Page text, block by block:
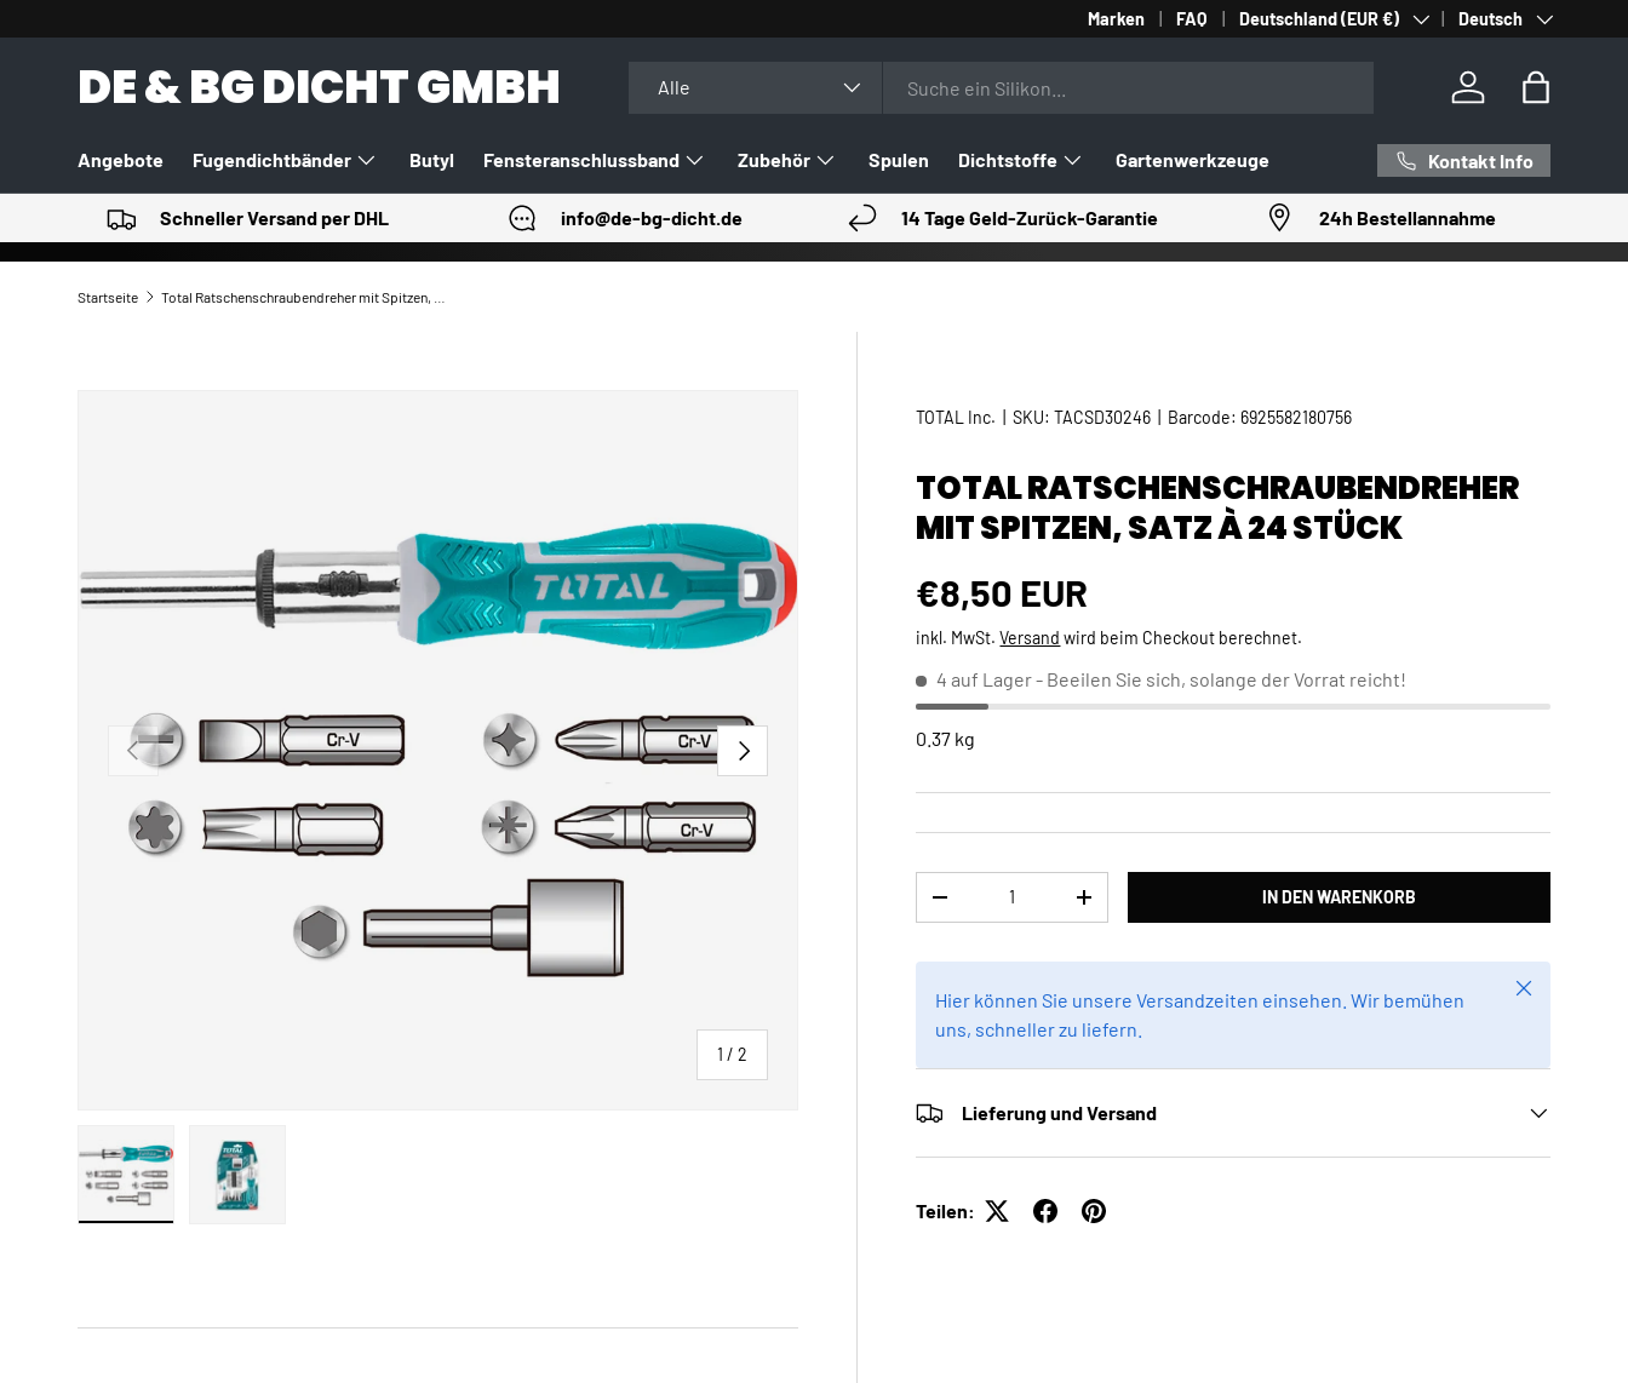
DIREKT ZUM INHALT
Marken FAQ Land/Region
Deutschland (EUR €) SpracheDeutsch
DE & BG DICHT GMBH Alle
Einloggen
Angebote Fugendichtbänder Butyl Fensteranschlussband Zubehör Spulen Dichtstoffe Gartenwerkzeuge
PU-Schäume Werkzeuge Alle Kategorien
Kontakt Info
Schneller Versand per DHL info@de-bg-dicht.de 14 Tage Geld-Zurück-Garantie 24h Bestellannahme
Startseite
VORHERIGE
1 /von
2
NÄCHSTE
TOTAL Inc. |SKU: TACSD30246 Barcode: 6925582180756
TOTAL RATSCHENSCHRAUBENDREHER
MIT SPITZEN, SATZ À 24 STÜCK
Normaler Preis
€8,50 EUR
inkl. MwSt.Versand wird beim Checkout berechnet.
4 auf Lager- Beeilen Sie sich, solange der Vorrat reicht!
0.37 kg
MENGE VERRINGERNMENGE ERHÖHEN IN DEN WARENKORB
Hier können Sie unsere Versandzeiten einsehen. Wir bemühen
uns, schneller zu liefern.
Schließen
Lieferung und Versand
Teilen: